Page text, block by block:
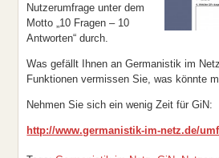
Nutzerumfrage unter dem
Motto „10 Fragen – 10
Antworten“ durch.
Was gefällt Ihnen an Germanistik im
Funktionen vermissen Sie, was könnte
Nehmen Sie sich ein wenig Zeit für GiN:
http://www.germanistik-im-netz.de/